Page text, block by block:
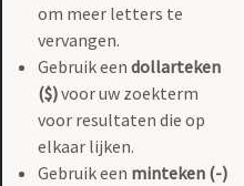
om meer letters te
vervangen.
Gebruik een dollarteken
($)voor uw zoekterm
voor resultaten die op
elkaar lijken.
Gebruik een minteken (-)